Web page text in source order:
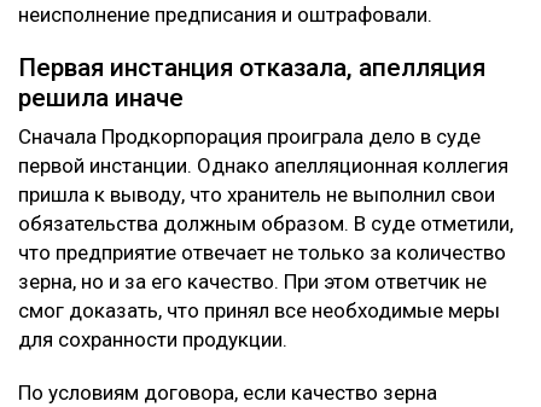
неисполнение предписания и оштрафовали.
Первая инстанция отказала, апелляция
решила иначе
Сначала Продкорпорация проиграла дело в суде
первой инстанции. Однако апелляционная коллегия
пришла к выводу, что хранитель не выполнил свои
обязательства должным образом. В суде отметили,
что предприятие отвечает не только за количество
зерна, но и за его качество. При этом ответчик не
смог доказать, что принял все необходимые меры
для сохранности продукции.
По условиям договора, если качество зерна